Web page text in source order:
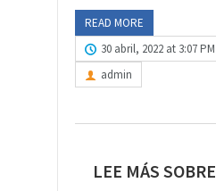
READ MORE
30 abril, 2022 at 3:07 PM
admin
LEE MÁS SOBRE